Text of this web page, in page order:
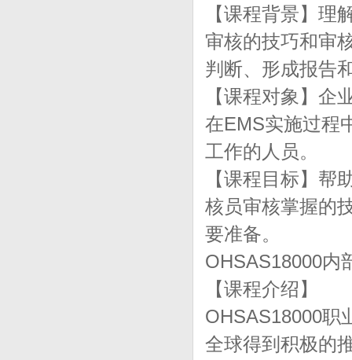
【课程背景】理
审核的技巧和审
判断、形成报告
【课程对象】企
在EMS实施过程
工作的人员。
【课程目标】帮
核员审核掌握的
要准备。
OHSAS18000内
【课程介绍】
OHSAS18000职
全球得到积极的